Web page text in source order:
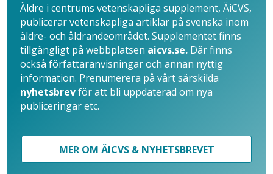
Äldre i centrums vetenskapliga supplement, ÄiCVS,
publicerar vetenskapliga artiklar på svenska inom
äldre- och åldrandeområdet. Supplementet finns
tillgängligt på webbplatsen aicvs.se. Där finns
också författaranvisningar och annan nyttig
information. Prenumerera på vårt särskilda
nyhetsbrevför att bli uppdaterad om nya
publiceringar etc.
MER OM ÄICVS & NYHETSBREVET